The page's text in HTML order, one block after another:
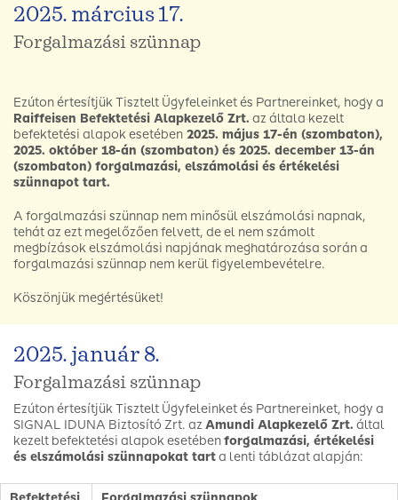
2025. március 17.
Forgalmazási szünnap
Ezúton értesítjük Tisztelt Ügyfeleinket és Partnereinket, hogy a
Raiffeisen Befektetési Alapkezelő Zrt. az általa kezelt
befektetési alapok esetében 2025. május 17-én (szombaton),
2025. október 18-án (szombaton) és 2025. december 13-án
(szombaton) forgalmazási, elszámolási és értékelési
szünnapot tart.
A forgalmazási szünnap nem minősül elszámolási napnak,
tehát az ezt megelőzően felvett, de el nem számolt
megbízások elszámolási napjának meghatározása során a
forgalmazási szünnap nem kerül figyelembevételre.
Köszönjük megértésüket!
2025. január 8.
Forgalmazási szünnap
Ezúton értesítjük Tisztelt Ügyfeleinket és Partnereinket, hogy a
SIGNAL IDUNA Biztosító Zrt. az Amundi Alapkezelő Zrt. által
kezelt befektetési alapok esetébenforgalmazási, értékelési
és elszámolási szünnapokat tarta lenti táblázat alapján: